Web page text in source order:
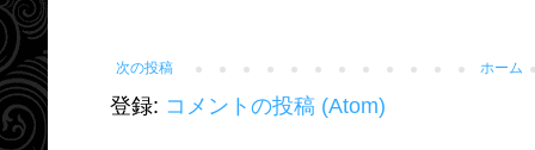
次の投稿 ホーム
登録: コメントの投稿 (Atom)